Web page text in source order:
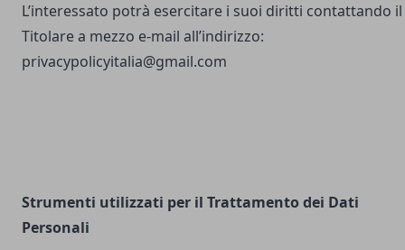
L’interessato potrà esercitare i suoi diritti contattando il
Titolare a mezzo e-mail all’indirizzo:
privacypolicyitalia@gmail.com
Strumenti utilizzati per il Trattamento dei Dati
Personali